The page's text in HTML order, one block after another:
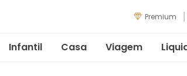
Premium
Infantil Casa Viagem